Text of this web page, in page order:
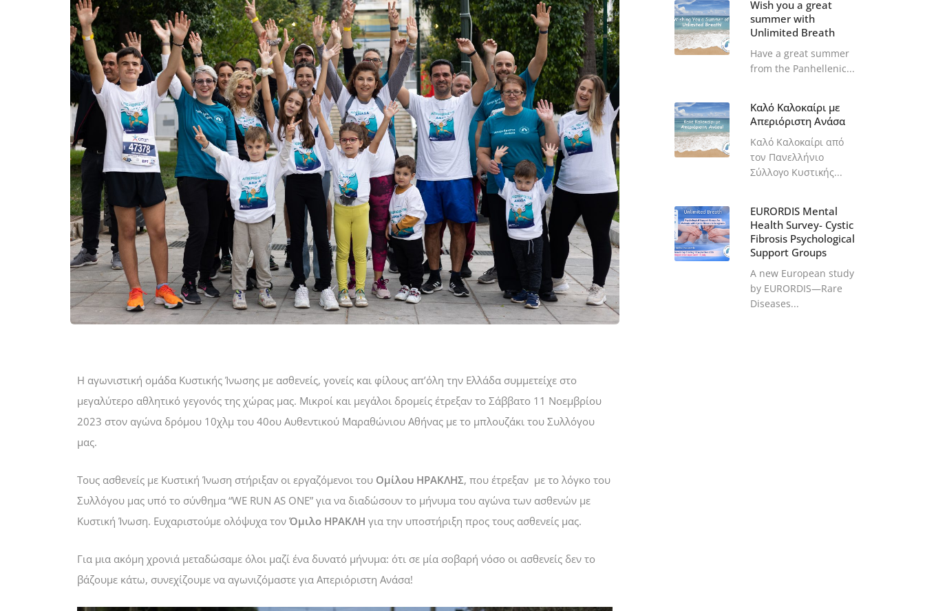
Η αγωνιστική ομάδα Κυστικής Ίνωσης με ασθενείς, γονείς και φίλους απ’όλη την Ελλάδα συμμετείχε στο
μεγαλύτερο αθλητικό γεγονός της χώρας μας. Μικροί και μεγάλοι δρομείς έτρεξαν το Σάββατο 11 Νοεμβρίου
2023 στον αγώνα δρόμου 10χλμ του 40ου Αυθεντικού Μαραθώνιου Αθήνας με το μπλουζάκι του Συλλόγου
μας.
Τους ασθενείς με Κυστική Ίνωση στήριξαν οι εργαζόμενοι του Ομίλου ΗΡΑΚΛΗΣ, που έτρεξαν με το λόγκο του
Συλλόγου μας υπό το σύνθημα “WE RUN AS ONE” για να διαδώσουν το μήνυμα του αγώνα των ασθενών με
Κυστική Ίνωση. Ευχαριστούμε ολόψυχα τον Όμιλο ΗΡΑΚΛΗ για την υποστήριξη προς τους ασθενείς μας.
Για μια ακόμη χρονιά μεταδώσαμε όλοι μαζί ένα δυνατό μήνυμα: ότι σε μία σοβαρή νόσο οι ασθενείς δεν το
βάζουμε κάτω, συνεχίζουμε να αγωνιζόμαστε για Απεριόριστη Ανάσα!
Wish you a great
summer with
Unlimited Breath
Have a great summer
from the Panhellenic...
Καλό Καλοκαίρι με
Απεριόριστη Ανάσα
Καλό Καλοκαίρι από
τον Πανελλήνιο
Σύλλογο Κυστικής...
EURORDIS Mental
Health Survey- Cystic
Fibrosis Psychological
Support Groups
A new European study
by EURORDIS—Rare
Diseases...